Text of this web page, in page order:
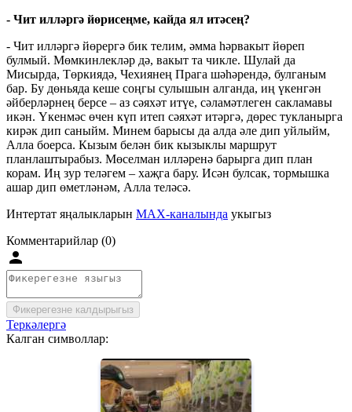
- Чит илләргә йөрисеңме, кайда ял итәсең?
- Чит илләргә йөрергә бик телим, әмма һәрвакыт йөреп
булмый. Мөмкинлекләр дә, вакыт та чикле. Шулай да
Мисырда, Төркиядә, Чехиянең Прага шәһәрендә, булганым
бар. Бу дөньяда кеше соңгы сулышын алганда, иң үкенгән
әйберләрнең берсе – аз сәяхәт итүе, сәламәтлеген сакламавы
икән. Үкенмәс өчен күп итеп сәяхәт итәргә, дөрес тукланырга
кирәк дип саныйм. Минем барысы да алда әле дип уйлыйм,
Алла боерса. Кызым белән бик кызыклы маршрут
планлаштырабыз. Мөселман илләренә барырга дип план
корам. Иң зур теләгем – хаҗга бару. Исән булсак, тормышка
ашар дип өметләнәм, Алла теләсә.
Интертат яңалыкларын MAX-каналында укыгыз
Комментарийлар (0)
Фикерегезне калдырыгыз
Теркәлергә
Калган символлар: